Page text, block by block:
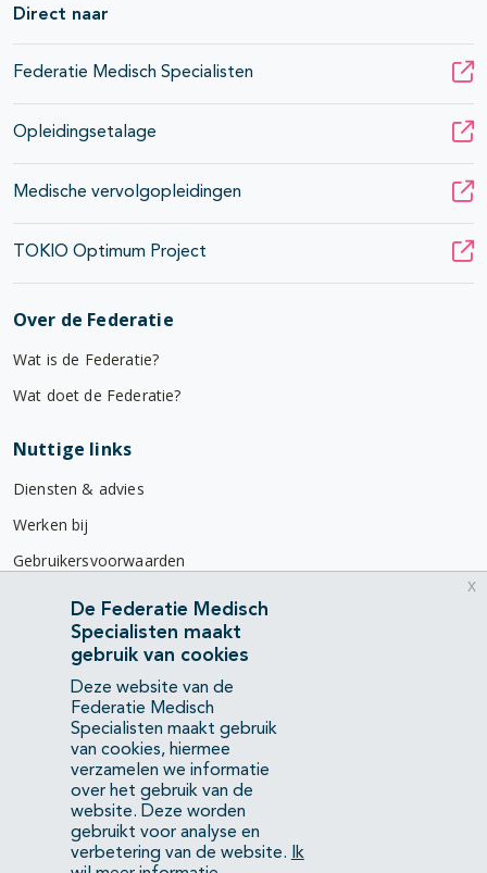
Direct naar
Federatie Medisch Specialisten
Opleidingsetalage
Medische vervolgopleidingen
TOKIO Optimum Project
Over de Federatie
Wat is de Federatie?
Wat doet de Federatie?
Nuttige links
Diensten & advies
Werken bij
Gebruikersvoorwaarden
Privacyverklaring
Contact
Mercatorlaan 1200
3528 BL Utrecht
(088) 505 34 34
info@richtlijnendatabase.nl
YouTubeLinkedIn
De Federatie Medisch
Specialisten maakt
gebruik van cookies
Deze website van de
Federatie Medisch
Specialisten maakt gebruik
van cookies, hiermee
verzamelen we informatie
over het gebruik van de
website. Deze worden
gebruikt voor analyse en
verbetering van de website.
Ik
x